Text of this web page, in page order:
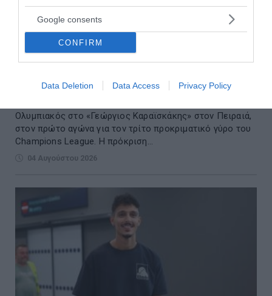
Google consents
CONFIRM
Data Deletion Data Access Privacy Policy
«Λευκή» ισοπαλία για τον Ολυμπιακό με τη
Ναϊμέγκεν – Στην Ολλανδία θα κριθεί η
πρόκριση
Ολυμπιακός στο «Γεώργιος Καραϊσκάκης» στον Πειραιά,
στον πρώτο αγώνα για τον τρίτο προκριματικό γύρο του
Champions League. Η πρόκριση...
04 Αυγούστου 2026